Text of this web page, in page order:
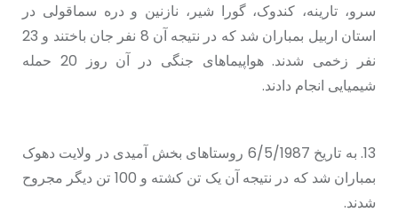
سرو، تارینه، کندوک، گورا شیر، نازنین و دره سماقولی در
استان اربیل بمباران شد که در نتیجه آن 8 نفر جان باختند و 23
نفر زخمی شدند. هواپیماهای جنگی در آن روز 20 حمله
شیمیایی انجام دادند.
13. به تاریخ 6/5/1987 روستاهای بخش آمیدی در ولایت دهوک
بمباران شد که در نتیجه آن یک تن کشته و 100 تن دیگر مجروح
شدند.